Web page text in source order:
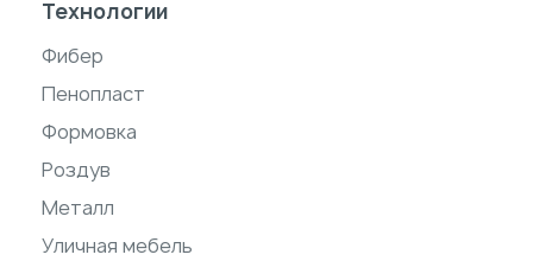
Технологии
Фибер
Пенопласт
Формовка
Роздув
Металл
Уличная мебель